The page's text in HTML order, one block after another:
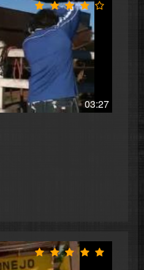
03:27